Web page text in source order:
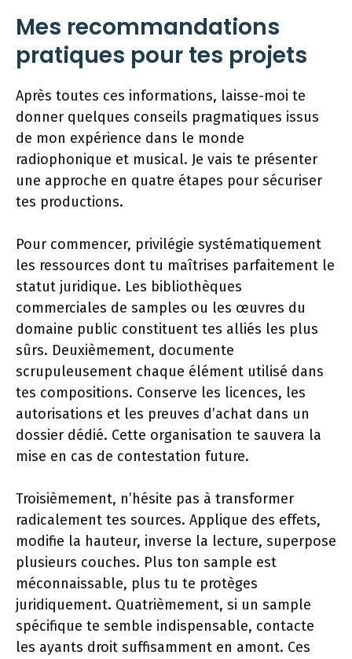
Mes recommandations
pratiques pour tes projets
Après toutes ces informations, laisse-moi te
donner quelques conseils pragmatiques issus
de mon expérience dans le monde
radiophonique et musical. Je vais te présenter
une approche en quatre étapes pour sécuriser
tes productions.
Pour commencer, privilégie systématiquement
les ressources dont tu maîtrises parfaitement le
statut juridique. Les bibliothèques
commerciales de samples ou les œuvres du
domaine public constituent tes alliés les plus
sûrs. Deuxièmement, documente
scrupuleusement chaque élément utilisé dans
tes compositions. Conserve les licences, les
autorisations et les preuves d’achat dans un
dossier dédié. Cette organisation te sauvera la
mise en cas de contestation future.
Troisièmement, n’hésite pas à transformer
radicalement tes sources. Applique des effets,
modifie la hauteur, inverse la lecture, superpose
plusieurs couches. Plus ton sample est
méconnaissable, plus tu te protèges
juridiquement. Quatrièmement, si un sample
spécifique te semble indispensable, contacte
les ayants droit suffisamment en amont. Ces